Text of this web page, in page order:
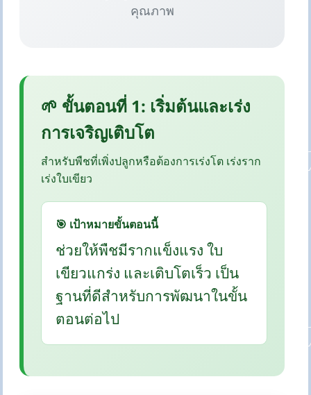
คุณภาพ
🌱 ขั้นตอนที่ 1: เริ่มต้นและเร่ง
การเจริญเติบโต
สำหรับพืชที่เพิ่งปลูกหรือต้องการเร่งโต เร่งราก
เร่งใบเขียว
🎯 เป้าหมายขั้นตอนนี้
ช่วยให้พืชมีรากแข็งแรง ใบ
เขียวแกร่ง และเติบโตเร็ว เป็น
ฐานที่ดีสำหรับการพัฒนาในขั้น
ตอนต่อไป